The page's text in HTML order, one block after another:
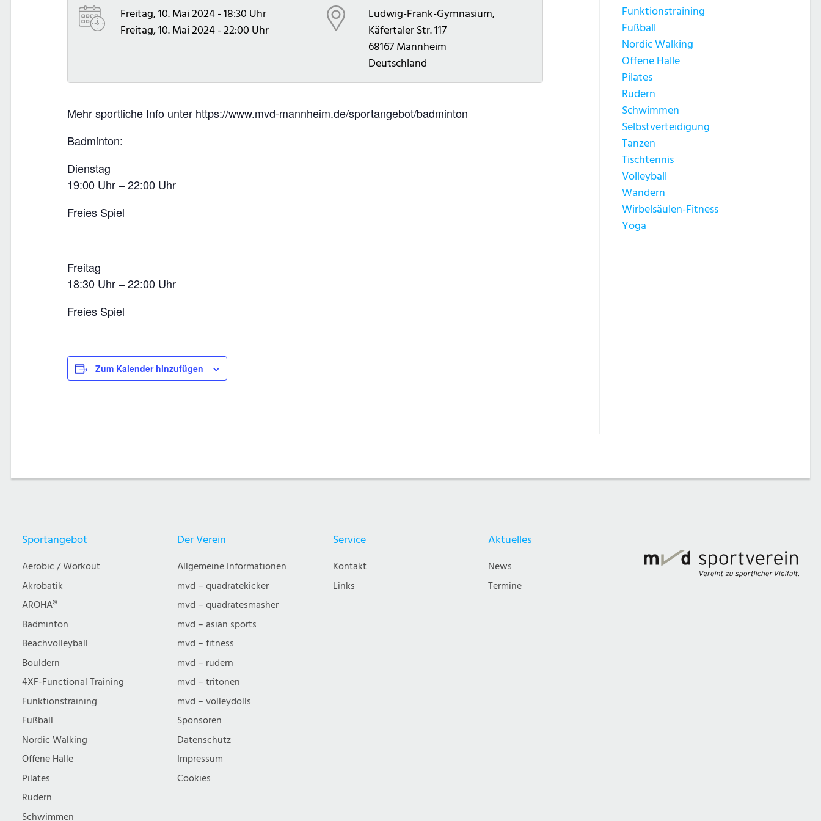
Freitag, 10. Mai 2024 - 18:30 Uhr
Freitag, 10. Mai 2024 - 22:00 Uhr
Ludwig-Frank-Gymnasium,
Käfertaler Str. 117
68167 Mannheim
Deutschland
Mehr sportliche Info unter https://www.mvd-mannheim.de/sportangebot/badminton
Badminton:
Dienstag
19:00 Uhr – 22:00 Uhr
Freies Spiel
Freitag
18:30 Uhr – 22:00 Uhr
Freies Spiel
Zum Kalender hinzufügen
Funktionstraining
Fußball
Nordic Walking
Offene Halle
Pilates
Rudern
Schwimmen
Selbstverteidigung
Tanzen
Tischtennis
Volleyball
Wandern
Wirbelsäulen-Fitness
Yoga
Sportangebot
Aerobic / Workout
Akrobatik
AROHA®
Badminton
Beachvolleyball
Bouldern
4XF-Functional Training
Funktionstraining
Fußball
Nordic Walking
Offene Halle
Pilates
Rudern
Schwimmen
Der Verein
Allgemeine Informationen
mvd – quadratekicker
mvd – quadratesmasher
mvd – asian sports
mvd – fitness
mvd – rudern
mvd – tritonen
mvd – volleydolls
Sponsoren
Datenschutz
Impressum
Cookies
Service
Kontakt
Links
Aktuelles
News
Termine